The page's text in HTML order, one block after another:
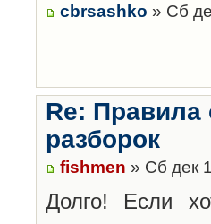
cbrsashko » Сб
Re: Правила
разборок
fishmen » Сб дек
Долго! Если